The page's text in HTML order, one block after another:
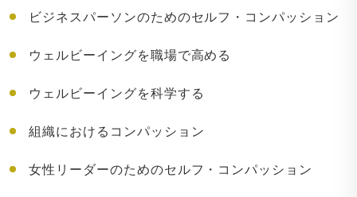
ビジネスパーソンのためのセルフ・コンパッション
ウェルビーイングを職場で高める
ウェルビーイングを科学する
組織におけるコンパッション
女性リーダーのためのセルフ・コンパッション